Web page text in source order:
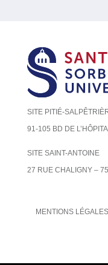
SITE PITIÉ-
91-105 BD DE
SITE SAINT-ANTOINE
27 RUE CHALIGNY –
MENTIONS LÉGALES